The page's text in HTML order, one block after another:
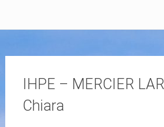
IHPE – MERCIER
Chiara